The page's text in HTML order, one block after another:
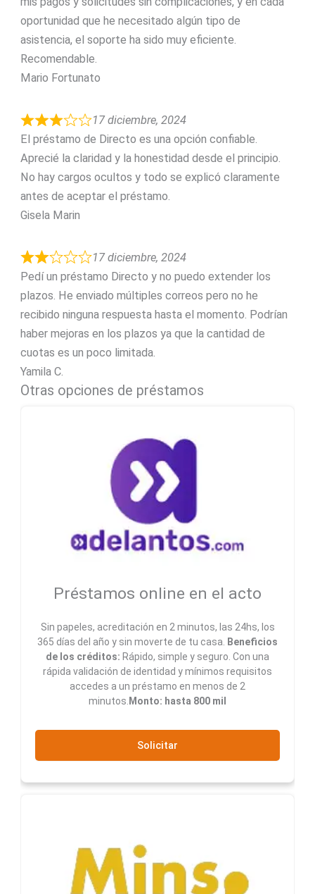
oportunidad que he necesitado algún tipo de
asistencia, el soporte ha sido muy eficiente.
Recomendable.
Mario Fortunato
17 diciembre, 2024
El préstamo de Directo es una opción confiable.
Aprecié la claridad y la honestidad desde el principio.
No hay cargos ocultos y todo se explicó claramente
antes de aceptar el préstamo.
Gisela Marin
17 diciembre, 2024
Pedí un préstamo Directo y no puedo extender los
plazos. He enviado múltiples correos pero no he
recibido ninguna respuesta hasta el momento. Podrían
haber mejoras en los plazos ya que la cantidad de
cuotas es un poco limitada.
Yamila C.
Otras opciones de préstamos
Préstamos online en el acto
Sin papeles, acreditación en 2 minutos, las 24hs, los
365 días del año y sin moverte de tu casa.
Beneficios
de los créditos: Rápido, simple y seguro. Con una
rápida validación de identidad y mínimos requisitos
accedes a un préstamo en menos de 2
minutos. Monto: hasta 800 mil
Solicitar